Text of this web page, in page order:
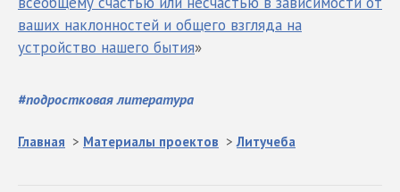
ваших наклонностей и общего взгляда на
устройство нашего бытия»
#подростковая литература
Главная > Материалы проектов >Литучеба